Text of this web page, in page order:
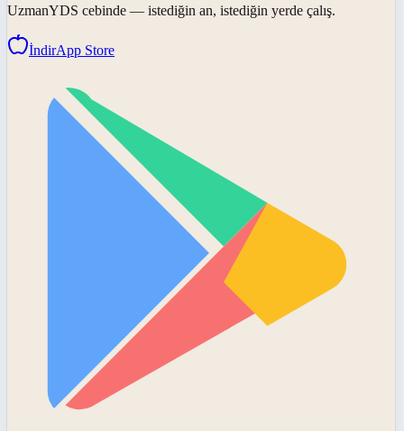
UzmanYDS cebinde — istediğin an, istediğin yerde çalış.
İndirApp Store